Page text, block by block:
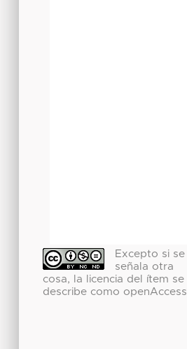
Excepto si se
señala otra
cosa, la licencia del ítem se
describe como openAccess